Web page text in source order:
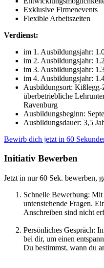
Exklusive Firmenevents
Flexible Arbeitszeiten
Verdienst:
im 1. Ausbildungsjahr:
im 2. Ausbildungsjahr:
im 3. Ausbildungsjahr:
im 4. Ausbildungsjahr:
Ausbildungsort: Kißlegg-
überbetriebliche
Ravenburg
Ausbildungsbeginn:
Ausbildungsdauer: 3,5
Bewirb dich jetzt in 60
Initiativ Bewerben
Jetzt in nur 60 Sek. bewerben,
Schnelle Bewerbung:
untenstehende Fragen.
Anschreiben sind nicht
Persönliches Gespräch:
bei dir, um einen
Du bestimmst, wann du